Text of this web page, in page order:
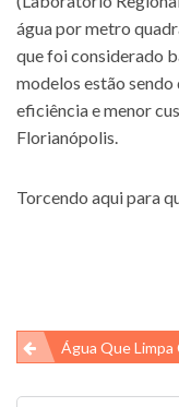
água por metro
que foi considerado
modelos estão
eficiência e menor
Florianópolis.
Torcendo aqui para
Navegação
de
Água Que Limpa